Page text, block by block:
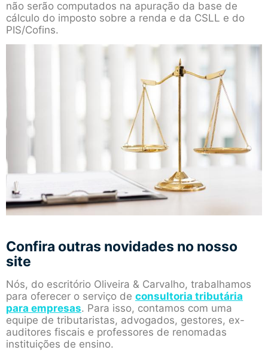
não serão computados na apuração da base de
cálculo do imposto sobre a renda e da CSLL e do
PIS/Cofins.
Confira outras novidades no nosso
site
Nós, do escritório Oliveira & Carvalho, trabalhamos
para oferecer o serviço de consultoria tributária
para empresas. Para isso, contamos com uma
equipe de tributaristas, advogados, gestores, ex-
auditores fiscais e professores de renomadas
instituições de ensino.